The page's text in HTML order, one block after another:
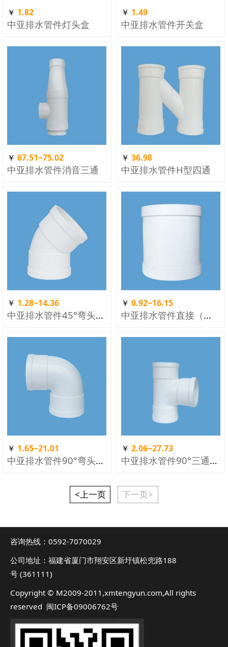
￥ 1.82
中亚排水管件灯头盒
￥ 1.49
中亚排水管件开关盒
￥ 67.51~75.02
中亚排水管件消音三通
￥ 36.98
中亚排水管件H型四通
￥ 1.28~14.36
中亚排水管件45°弯头（新）
￥ 0.92~16.15
中亚排水管件直接（新）
￥ 1.65~21.01
中亚排水管件90°弯头（新）
￥ 2.06~27.73
中亚排水管件90°三通（新）
<上一页 下一页>
咨询热线：0592-7070029
公司地址：福建省厦门市翔安区新圩镇松兜路188
号 (361111)
Copyright © M2009-2011,xmtengyun.com,All rights
reserved 闽ICP备09006762号